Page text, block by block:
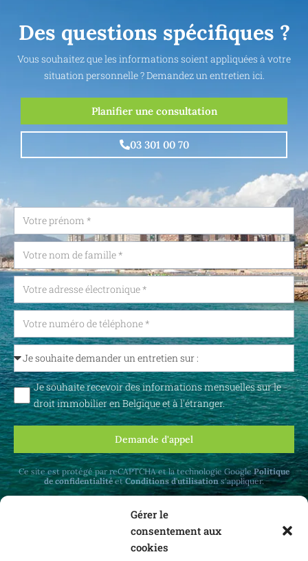
Gérer le
consentement aux
cookies
Des questions spécifiques ?
Vous souhaitez que les informations soient appliquées à votre
situation personnelle ? Demandez un entretien ici.
Planifier une consultation
03 301 00 70
Je souhaite recevoir des informations mensuelles sur le
droit immobilier en Belgique et à l'étranger.
Demande d'appel
Ce site est protégé par reCAPTCHA et la technologie GooglePolitique
de confidentialitéetConditions d'utilisation s'appliquer.